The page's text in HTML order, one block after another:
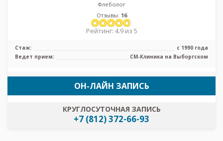
Флеболог
Отзывы: 16
Рейтинг: 4.9 из 5
Стаж:
с 1990 года
Ведет прием:
СМ-Клиника на Выборгском
ОН-ЛАЙН ЗАПИСЬ
КРУГЛОСУТОЧНАЯ ЗАПИСЬ
+7 (812) 372-66-93